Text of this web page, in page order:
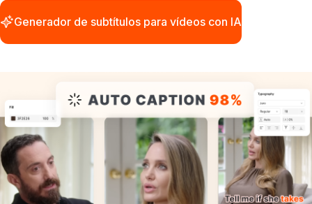
Generador de subtítulos para vídeos con IA